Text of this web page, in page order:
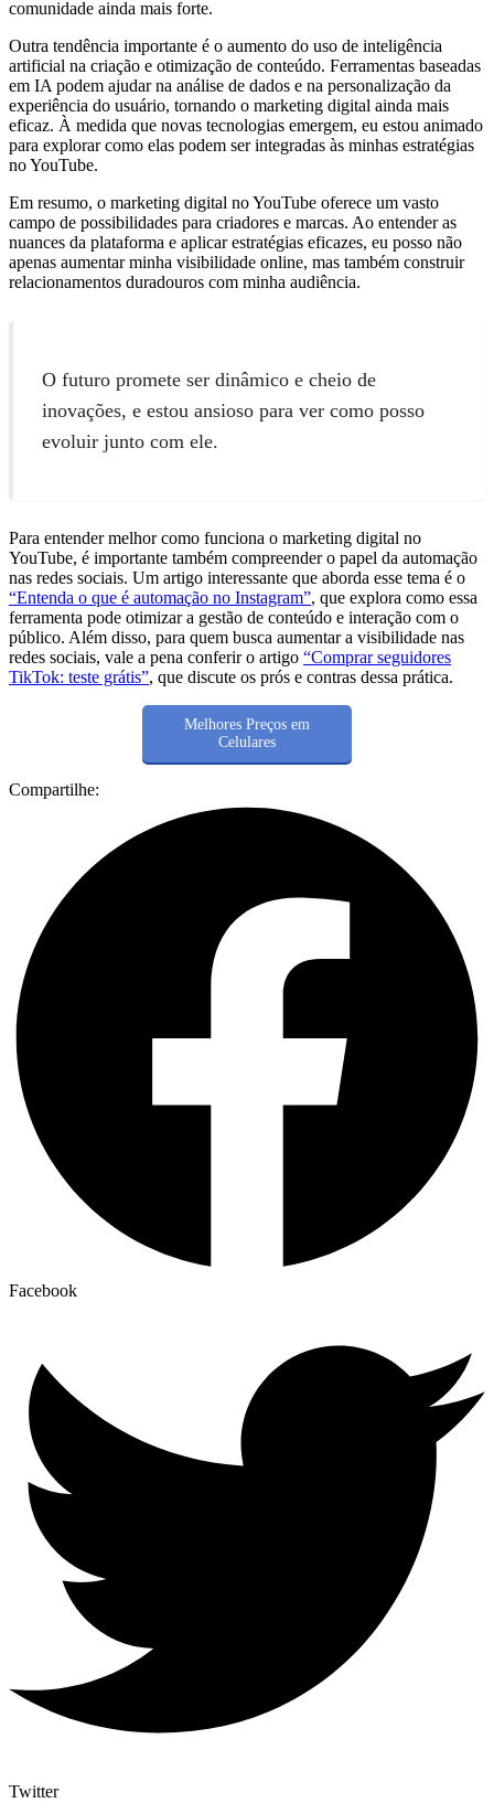
comunidade ainda mais forte.
Outra tendência importante é o aumento do uso de inteligência
artificial na criação e otimização de conteúdo. Ferramentas baseadas
em IA podem ajudar na análise de dados e na personalização da
experiência do usuário, tornando o marketing digital ainda mais
eficaz. À medida que novas tecnologias emergem, eu estou animado
para explorar como elas podem ser integradas às minhas estratégias
no YouTube.
Em resumo, o marketing digital no YouTube oferece um vasto
campo de possibilidades para criadores e marcas. Ao entender as
nuances da plataforma e aplicar estratégias eficazes, eu posso não
apenas aumentar minha visibilidade online, mas também construir
relacionamentos duradouros com minha audiência.
O futuro promete ser dinâmico e cheio de
inovações, e estou ansioso para ver como posso
evoluir junto com ele.
Para entender melhor como funciona o marketing digital no
YouTube, é importante também compreender o papel da automação
nas redes sociais. Um artigo interessante que aborda esse tema é o
“Entenda o que é automação no Instagram”, que explora como essa
ferramenta pode otimizar a gestão de conteúdo e interação com o
público. Além disso, para quem busca aumentar a visibilidade nas
redes sociais, vale a pena conferir o artigo “Comprar seguidores
TikTok: teste grátis”, que discute os prós e contras dessa prática.
Melhores Preços em
Celulares
Compartilhe:
Facebook
Twitter